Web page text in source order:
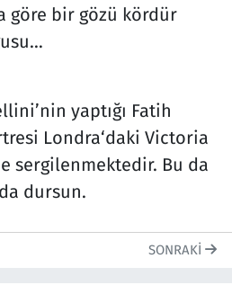
göre bir gözü kördür
yaptığı Fatih
Londra‘daki Victoria
sergilenmektedir. Bu da
dursun.
SONRAKI